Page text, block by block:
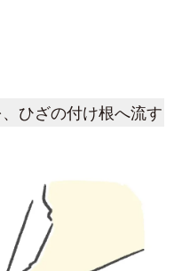
ひざの付け根へ流す